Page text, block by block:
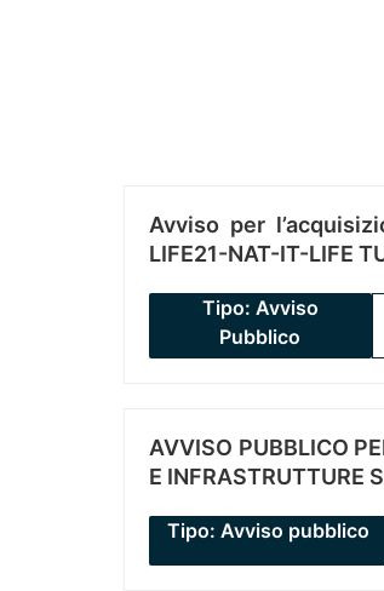
Avviso per
LIFE21-NAT-IT-LIFE
Tipo: Avviso
Pubblico
AVVISO PUBBLICO
E INFRASTRUTTURE
Tipo: Avviso pubblico